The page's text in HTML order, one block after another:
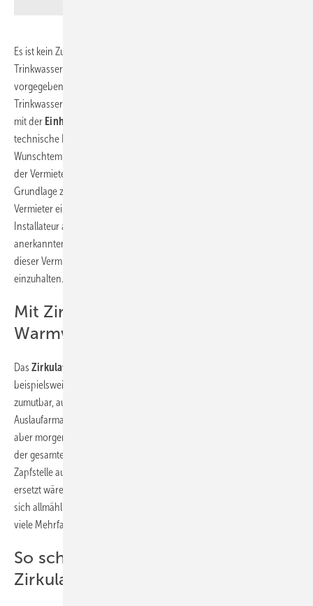
Es ist kein Zufallsergebnis, mit dem sich der Betreiber einer
Trinkwasserinstallation zufriedengeben sollte. Die Einhaltung
vorgegebener Standards ist daher schon beim Bau des
Trinkwassersystems zu beachten. Ein Zirkulationsnetz steht und fällt
mit der Einhaltung von Temperaturen
technische Einhaltung der hygienischen und komfortablen
Wunschtemperatur ist zwar der Anlagenbetreiber, also beispielsweise
der Vermieter. Aber letztlich muss der Anlagenmechaniker die
Grundlage zur Einhaltung schaffen (Bild 1). Beispielsweise kann der
Vermieter eines Mehrfamilienhauses davon ausgehen, dass der
Installateur als Fachmann und Erbauer des Trinkwassersystems die
anerkannten Regeln der Technik angewandt hat. Denn nur dann ist
dieser Vermieter in der Lage,
einzuhalten.
Mit Zirkulationshydraulik
Warmwasserkomfort sichern
Das Zirkulationsnetz
beispielsweise den Mietern in einem
zumutbar, auf den ersten
Auslaufarmatur mehrere Minuten zu warten. Ohne Zirkulation würde
aber morgens, also nach einer
dergesamte Leitungsinhalt
Zapfstelle ausgetauscht werden müssen. Wenn das kalte Wasser dann
ersetzt wäre, müssten sich noch die Rohre erwärmen und so würde
sich allmählich die Zapftemperatur erhöhen. Dieser Zeitraum ist für
viele Mehrfamilienhäuser zu lang und daher nicht akzeptabel.
So schützt man Trinkwasser mit
Zirkulationssystem